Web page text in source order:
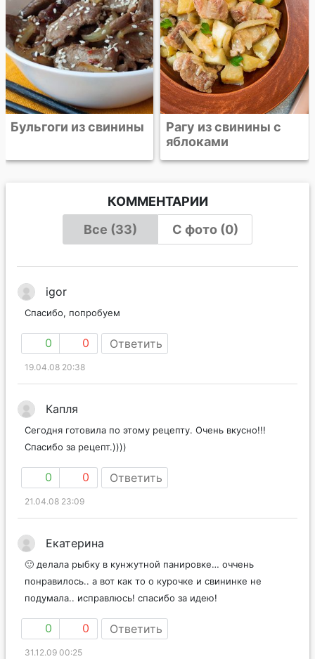
Рагу из свинины с
КОММЕНТАРИИ
Все (33)
С фото (0)
igor
Спасибо, попробуем
0 0 Ответить
19.04.08 20:38
Капля
Сегодня готовила по этому рецепту. Очень вкусно!!!
Спасибо за рецепт.))))
0 0 Ответить
21.04.08 23:09
Екатерина
🙂 делала рыбку в кунжутной панировке… оччень
понравилось.. а вот как то о курочке и свининке не
подумала.. исправлюсь! спасибо за идею!
0 0 Ответить
31.12.09 00:25